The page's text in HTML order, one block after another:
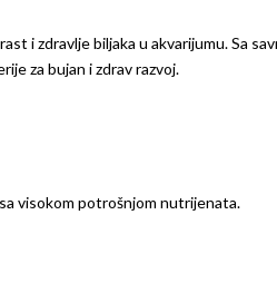
i zdravlje biljaka u akvarijumu. Sa
za bujan i zdrav razvoj.
visokom potrošnjom nutrijenata.